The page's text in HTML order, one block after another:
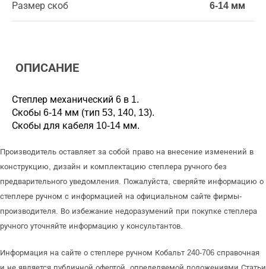
Размер скоб 6-14 мм
ОПИСАНИЕ
Степлер механический 6 в 1.
Скобы 6-14 мм (тип 53, 140, 13).
Скобы для кабеля 10-14 мм.
Производитель оставляет за собой право на внесение изменений в
конструкцию, дизайн и комплектацию степлера ручного без
предварительного уведомления. Пожалуйста, сверяйте информацию о
степлере ручном с информацией на официальном сайте фирмы-
производителя. Во избежание недоразумений при покупке степлера
ручного уточняйте информацию у консультантов.
Информация на сайте о степлере ручном Кобальт 240-706 справочная